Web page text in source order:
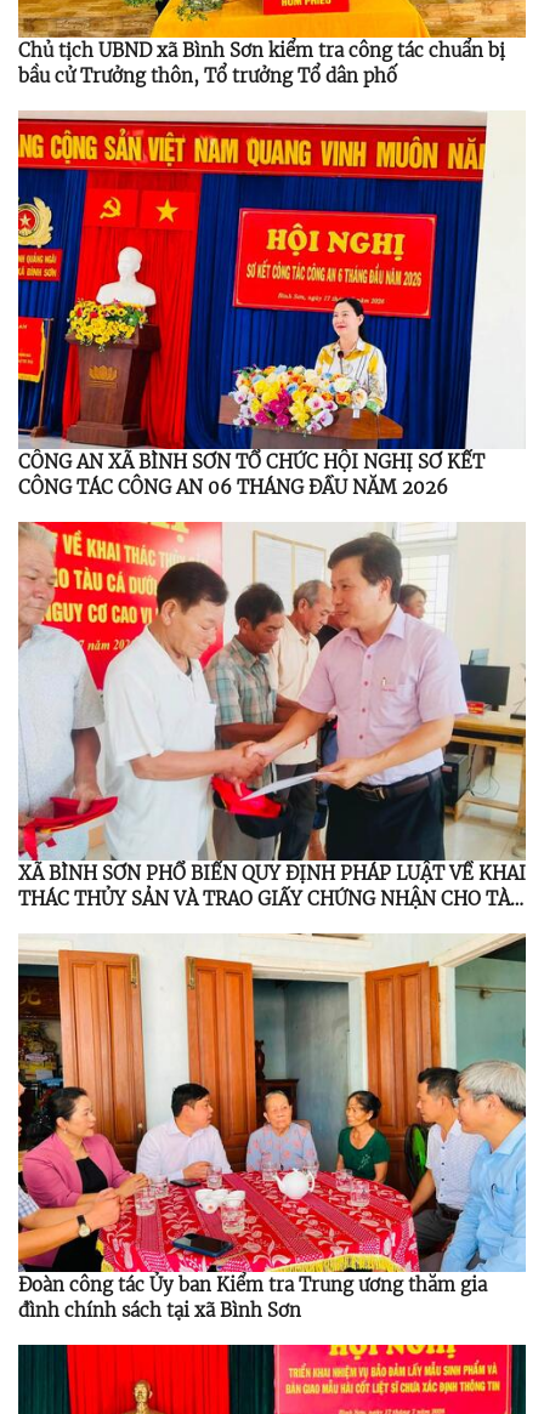
Chủ tịch UBND xã Bình Sơn kiểm tra công tác chuẩn bị
bầu cử Trưởng thôn, Tổ trưởng Tổ dân phố
CÔNG AN XÃ BÌNH SƠN TỔ CHỨC HỘI NGHỊ SƠ KẾT
CÔNG TÁC CÔNG AN 06 THÁNG ĐẦU NĂM 2026
XÃ BÌNH SƠN PHỔ BIẾN QUY ĐỊNH PHÁP LUẬT VỀ KHAI
THÁC THỦY SẢN VÀ TRAO GIẤY CHỨNG NHẬN CHO TÀU
Đoàn công tác Ủy ban Kiểm tra Trung ương thăm gia
đình chính sách tại xã Bình Sơn